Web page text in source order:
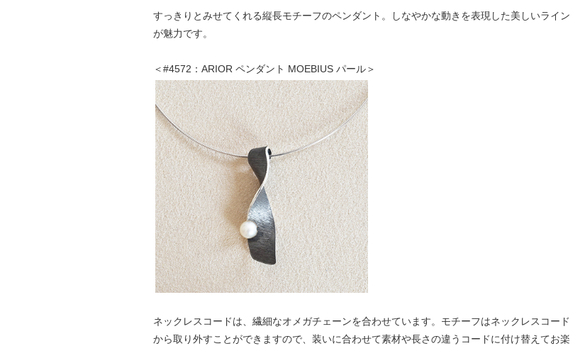
すっきりとみせてくれる縦長モチーフのペンダント。しなやかな動きを表現した美しいライン
が魅力です。
＜#4572：ARIOR ペンダント MOEBIUS パール＞
ネックレスコードは、繊細なオメガチェーンを合わせています。モチーフはネックレスコード
から取り外すことができますので、装いに合わせて素材や長さの違うコードに付け替えてお楽